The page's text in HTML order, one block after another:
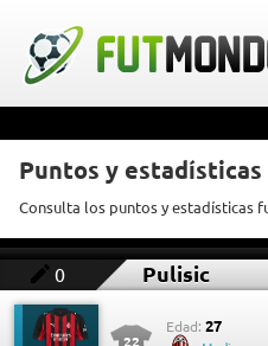
Puntos y
Consulta los puntos y estadísticas
0 Pulisic
22
Edad: 27